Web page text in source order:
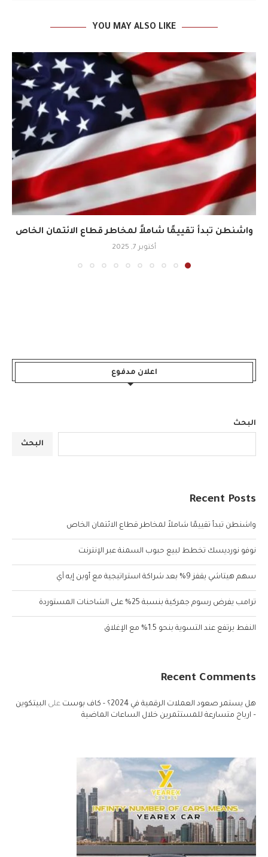
YOU MAY ALSO LIKE
واشنطن تبدأ تقييمًا شاملاً لمخاطر قطاع الائتمان الخاص
أكتوبر 7, 2025
اعلان مدفوع
البحث
البحث
Recent Posts
واشنطن تبدأ تقييمًا شاملاً لمخاطر قطاع الائتمان الخاص
نوفو نورديسك تخطط لبيع حبوب السمنة عبر الإنترنت
سهم هيتاشي يقفز 9% بعد شراكة استراتيجية مع أوبن إيه آي
ترامب يفرض رسوم جمركية بنسبة 25% على الشاحنات المستوردة
النفط يرتفع عند التسوية بنحو 1.5% مع الإغلاق
Recent Comments
هل يستمر صعود العملات الرقمية في 2024؟ - كاف بوست على البيتكوين
– ارباح متسارعة للمستثمرين خلال الساعات الماضية